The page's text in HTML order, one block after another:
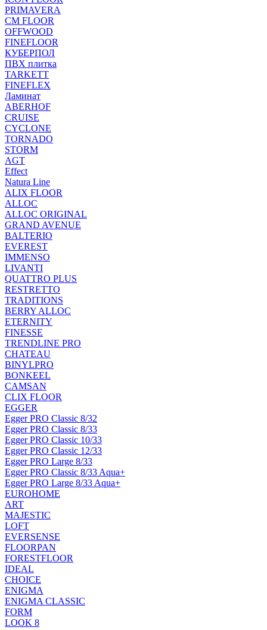
PRIMAVERA
CM FLOOR
OFFWOOD
FINEFLOOR
КУБЕРПОЛ
ПВХ плитка
TARKETT
FINEFLEX
Ламинат
ABERHOF
CRUISE
CYCLONE
TORNADO
STORM
AGT
Effect
Natura Line
ALIX FLOOR
ALLOC
ALLOC ORIGINAL
GRAND AVENUE
BALTERIO
EVEREST
IMMENSO
LIVANTI
QUATTRO PLUS
RESTRETTO
TRADITIONS
BERRY ALLOC
ETERNITY
FINESSE
TRENDLINE PRO
CHATEAU
BINYLPRO
BONKEEL
CAMSAN
CLIX FLOOR
EGGER
Egger PRO Classic 8/32
Egger PRO Classic 8/33
Egger PRO Classic 10/33
Egger PRO Classic 12/33
Egger PRO Large 8/33
Egger PRO Classic 8/33 Aqua+
Egger PRO Large 8/33 Aqua+
EUROHOME
ART
MAJESTIC
LOFT
EVERSENSE
FLOORPAN
FORESTFLOOR
IDEAL
CHOICE
ENIGMA
ENIGMA CLASSIC
FORM
LOOK 8